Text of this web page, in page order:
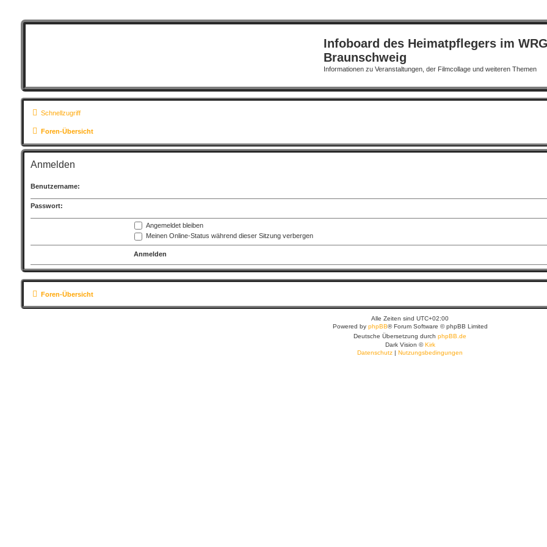
Infoboard des Heimatpflegers im WRG
Braunschweig
Informationen zu Veranstaltungen, der Filmcollage und weiteren Themen
Schnellzugriff
Foren-Übersicht
Anmelden
Benutzername:
Passwort:
Angemeldet bleiben
Meinen Online-Status während dieser Sitzung verbergen
Foren-Übersicht
Alle Zeiten sindUTC+02:00
Powered by phpBB® Forum Software © phpBB Limited
Deutsche Übersetzung durchphpBB.de
Dark Vision ©Kirk
Datenschutz |Nutzungsbedingungen